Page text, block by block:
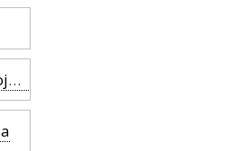
Compra Contrarreloj (shopping spree)